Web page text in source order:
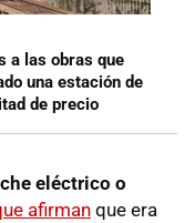
a las obras que
una estación de
de precio
eléctrico o
afirman que era